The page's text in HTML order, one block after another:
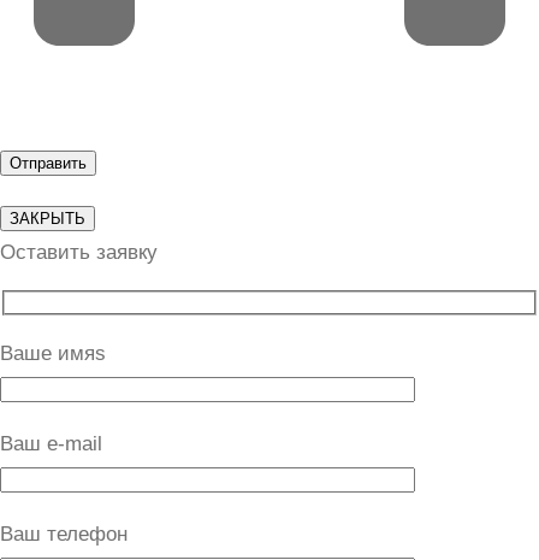
ЗАКРЫТЬ
Оставить заявку
Ваше имяs
Ваш e-mail
Ваш телефон